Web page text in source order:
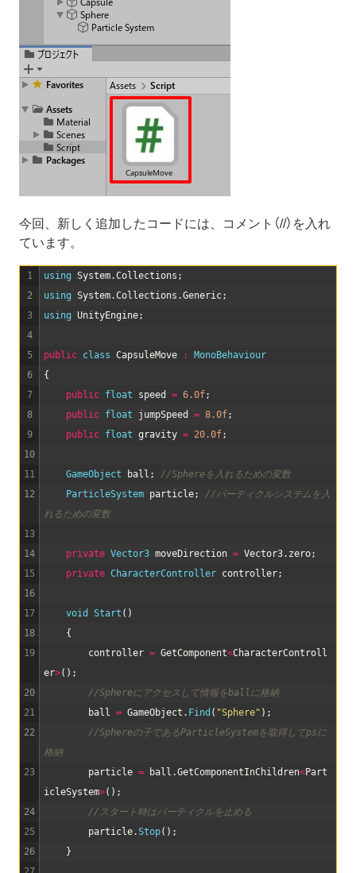
今回、新しく追加したコードには、コメント（//）を入れ
ています。
1
2
3
4
5
6
7
8
9
10
11
12
13
14
15
16
17
18
19
20
21
22
23
24
25
26
using System.Collections ;
using System.Collections .Generic;
using UnityEngine;
public class CapsuleMove :
MonoBehaviour
{
public float speed = 6.0f;
public float jumpSpeed = 8.0f;
public float gravity = 20.0f;
GameObject ball ;
//Sphereを入れるための変数
ParticleSystem particle;
//パーティクルシステムを入
れるための変数
private Vector3 moveDirection = Vector3. zero;
private CharacterController controller;
void Start ( )
{
controller = GetComponent<CharacterControll
er>( ) ;
//Sphereにアクセスして情報をballに格納
ball = GameObject . Find ( "Sphere" ) ;
//Sphereの子であるParticleSystemを取得してpsに
格納
particle = ball .GetComponentInChildren<Part
icleSystem>( ) ;
//スタート時はパーティクルを止める
particle.Stop( ) ;
}